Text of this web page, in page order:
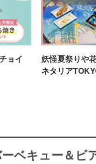
ョイ
妖怪夏祭りや
ネタリア
ベキュー＆ビ